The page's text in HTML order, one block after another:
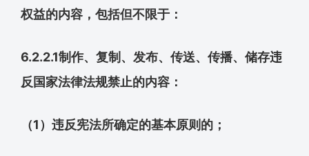
权益的内容，包括但不限于：
6.2.2.1制作、复制、发布、传送、传播、储存违
反国家法律法规禁止的内容：
（1）违反宪法所确定的基本原则的；